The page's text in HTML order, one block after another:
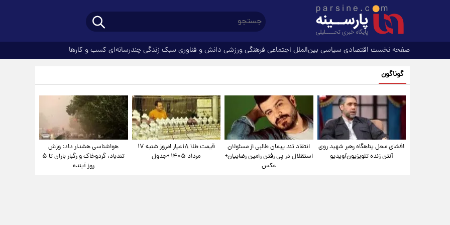
صفحه نخست اقتصادی سیاسی بین‌الملل اجتماعی فرهنگیورزشی دانش و فناوری سبک زندگیچندرسانه‌ای کسب و کارها
گوناگون
افشای محل پناهگاه‌ رهبر شهید روی
آنتن زنده تلویزیون/ویدیو
انتقاد تند پیمان طالبی از مسئولان
استقلال در پی رفتن رامین رضاییان+
عکس
قیمت طلا ۱۸عیار امروز شنبه ۱۷
مرداد ۱۴۰۵ +جدول
هواشناسی هشدار داد: وزش
تندباد، گردوخاک و رگبار باران تا ۵
روز آینده